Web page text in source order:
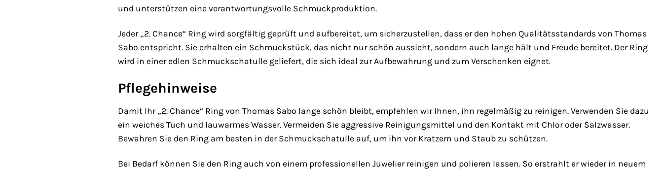
und unterstützen eine verantwortungsvolle Schmuckproduktion.
Jeder „2. Chance“ Ring wird sorgfältig geprüft und aufbereitet, um sicherzustellen, dass er den hohen Qualitätsstandards von Thomas
Sabo entspricht. Sie erhalten ein Schmuckstück, das nicht nur schön aussieht, sondern auch lange hält und Freude bereitet. Der Ring
wird in einer edlen Schmuckschatulle geliefert, die sich ideal zur Aufbewahrung und zum Verschenken eignet.
Pflegehinweise
Damit Ihr „2. Chance“ Ring von Thomas Sabo lange schön bleibt, empfehlen wir Ihnen, ihn regelmäßig zu reinigen. Verwenden Sie dazu
ein weiches Tuch und lauwarmes Wasser. Vermeiden Sie aggressive Reinigungsmittel und den Kontakt mit Chlor oder Salzwasser.
Bewahren Sie den Ring am besten in der Schmuckschatulle auf, um ihn vor Kratzern und Staub zu schützen.
Bei Bedarf können Sie den Ring auch von einem professionellen Juwelier reinigen und polieren lassen. So erstrahlt er wieder in neuem